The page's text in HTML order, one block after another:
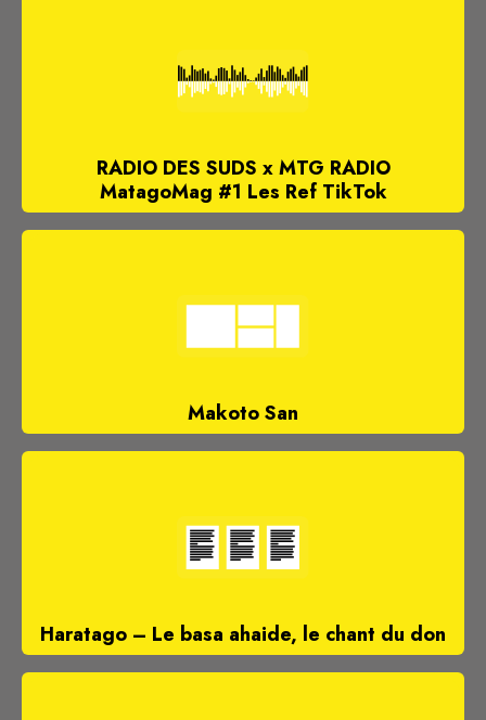
RADIO DES SUDS x MTG RADIO
MatagoMag #1 Les Ref TikTok
Makoto San
Haratago – Le basa ahaide, le chant du don